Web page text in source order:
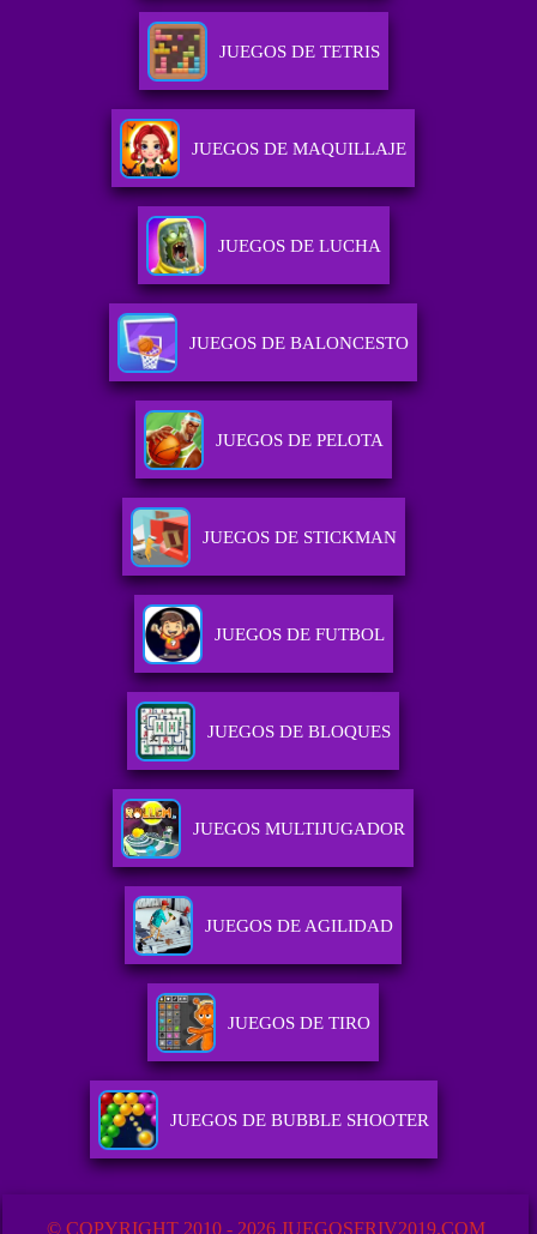
JUEGOS DE TETRIS
JUEGOS DE MAQUILLAJE
JUEGOS DE LUCHA
JUEGOS DE BALONCESTO
JUEGOS DE PELOTA
JUEGOS DE STICKMAN
JUEGOS DE FUTBOL
JUEGOS DE BLOQUES
JUEGOS MULTIJUGADOR
JUEGOS DE AGILIDAD
JUEGOS DE TIRO
JUEGOS DE BUBBLE SHOOTER
© COPYRIGHT 2010 - 2026 JUEGOSFRIV2019.COM